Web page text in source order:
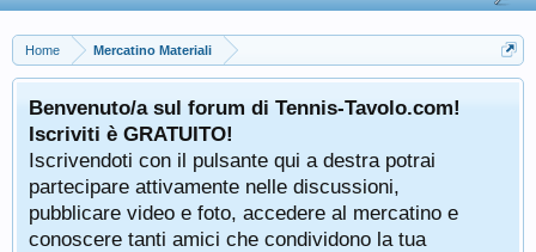
Home Mercatino Materiali
Benvenuto/a sul forum di Tennis-Tavolo.com!
Iscriviti è GRATUITO!
Iscrivendoti con il pulsante qui a destra potrai
partecipare attivamente nelle discussioni,
pubblicare video e foto, accedere al mercatino e
conoscere tanti amici che condividono la tua